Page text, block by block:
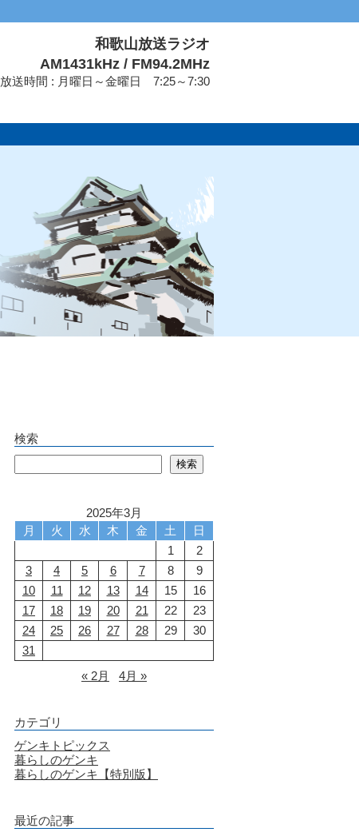
和歌山放送ラジオ
AM1431kHz / FM94.2MHz
放送時間 : 月曜日～金曜日 7:25～7:30
検索
検索
2025年3月
月
火 水 木 金 土
日
1
2
3
4 5 6 7 8
9
10
11 12 13 14 15
16
17
18 19 20 21 22
23
24
25 26 27 28 29
30
31
« 2月
4月 »
カテゴリ
ゲンキトピックス
暮らしのゲンキ
暮らしのゲンキ【特別版】
最近の記事